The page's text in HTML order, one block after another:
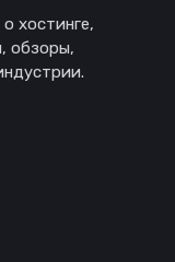
хостинге,
обзоры,